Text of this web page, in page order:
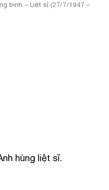
binh – Liệt sĩ (27/7/1947 –
hùng liệt sĩ.